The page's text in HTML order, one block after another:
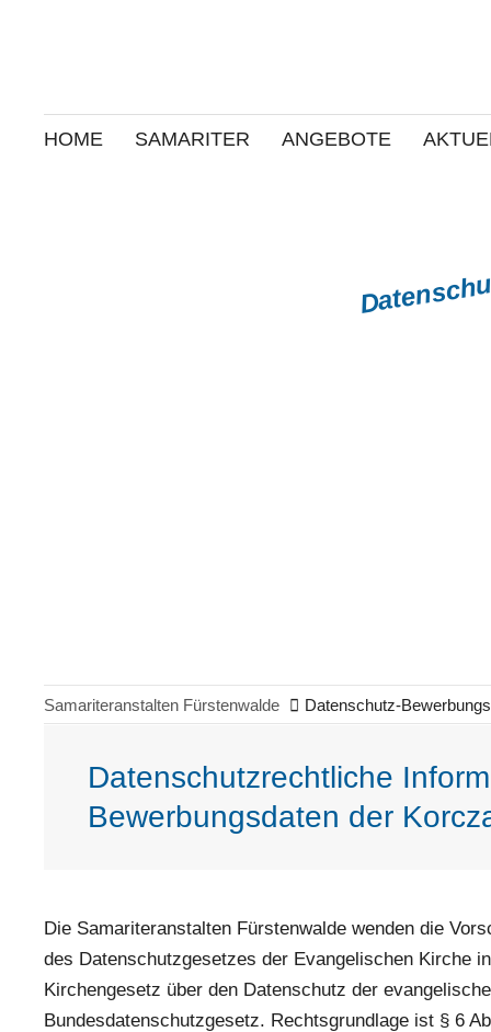
HOME SAMARITER ANGEBOTE
Samariteranstalten Fürstenwalde Datenschutz-
Datenschutzrechtliche
Bewerbungsdaten der
Die Samariteranstalten Fürstenwalde wenden die
des Datenschutzgesetzes der Evangelischen Kirche
Kirchengesetz über den Datenschutz der
Bundesdatenschutzgesetz. Rechtsgrundlage ist § 6